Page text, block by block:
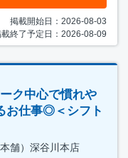
掲載開始日：2026-08-03
載終了予定日：2026-08-09
ク中心で慣れや
お仕事◎＜シフト
舗）深谷川本店